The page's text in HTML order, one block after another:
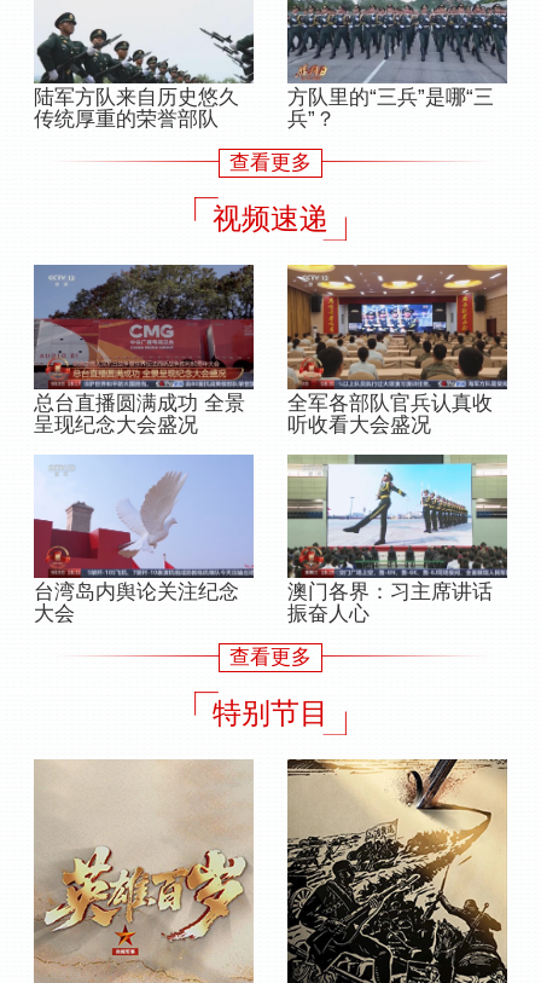
陆军方队来自历史悠久
传统厚重的荣誉部队
方队里的“三兵”是哪“三
兵”？
查看更多
视频速递
总台直播圆满成功 全景
呈现纪念大会盛况
全军各部队官兵认真收
听收看大会盛况
台湾岛内舆论关注纪念
大会
澳门各界：习主席讲话
振奋人心
查看更多
特别节目